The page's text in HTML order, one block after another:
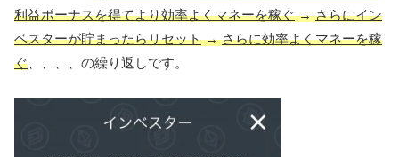
利益ボーナスを得てより効率よくマネーを稼ぐ→さらにイン
ベスターが貯まったらリセット→さらに効率よくマネーを稼
ぐ 、、、、の繰り返しです。